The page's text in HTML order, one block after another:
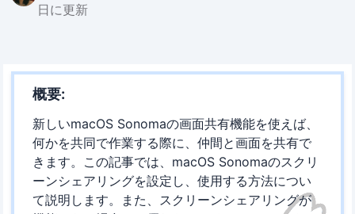
日に更新
概要:
新しいmacOS Sonomaの画面共有機能を使えば、
何かを共同で作業する際に、仲間と画面を共有で
きます。この記事では、macOS Sonomaのスクリ
ーンシェアリングを設定し、使用する方法につい
て説明します。また、スクリーンシェアリングが